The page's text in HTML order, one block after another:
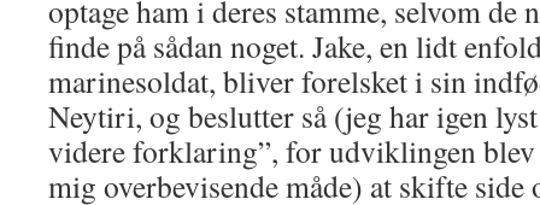
optage ham i deres stamme, selvom
finde på sådan noget. Jake, en lidt
marinesoldat, bliver forelsket i sin
Neytiri, og beslutter så (jeg har igen
videre forklaring”, for udviklingen
mig overbevisende måde) at skifte